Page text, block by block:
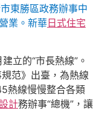
東勝區政務辦事中
業。新華 日式住宅
立的“市長熱線”。
范》出臺，為熱線
熱線慢慢整合各類
計務辦事“總機”，讓